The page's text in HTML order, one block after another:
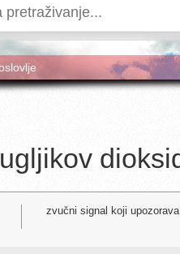
zvučni signal koji